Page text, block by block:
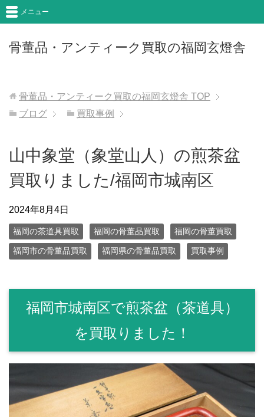
骨董品・アンティーク買取の福岡玄燈舎
メニュー
骨董品・アンティーク買取の福岡玄燈舎 TOP
ブログ
買取事例
山中象堂（象堂山人）の煎茶盆
買取りました/福岡市城南区
2024年8月4日
福岡の茶道具買取 福岡の骨董品買取 福岡の骨董買取
福岡市の骨董品買取 福岡県の骨董品買取 買取事例
福岡市城南区で煎茶盆（茶道具）
を買取りました！